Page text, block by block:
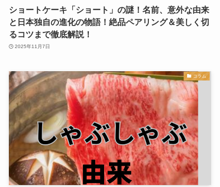
ショートケーキ「ショート」の謎！名前、意外な由来
と日本独自の進化の物語！絶品ペアリング＆美しく切
るコツまで徹底解説！
2025年11月7日
コラム